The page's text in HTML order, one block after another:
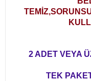
2 ADET VEYA
TEK